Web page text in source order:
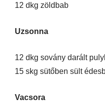
12 dkg zöldbab
Uzsonna
12 dkg sovány darált
15 skg sütőben sült
Vacsora